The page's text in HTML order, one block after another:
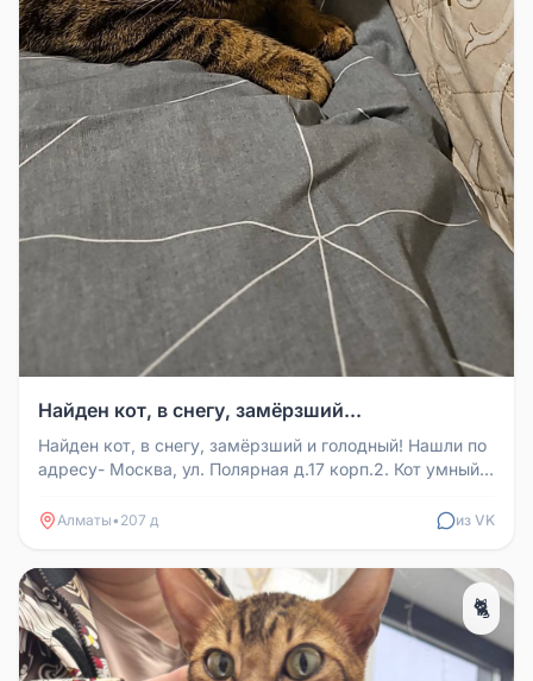
Найден кот, в снегу, замёрзший...
Найден кот, в снегу, замёрзший и голодный! Нашли по
адресу- Москва, ул. Полярная д.17 корп.2. Кот умный,
Алматы• 207 д из VK
🐈